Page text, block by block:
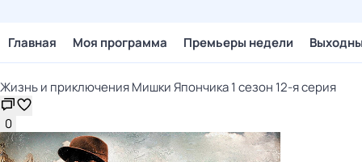
Главная Моя программа Премьеры недели
Жизнь и приключения Мишки Япончика 1 сезон 12-я серия
0